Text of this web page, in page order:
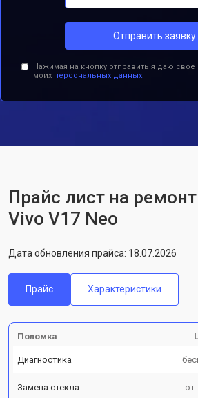
Отправить заявку
Нажимая на кнопку отправить я даю свое
моих персональных данных.
Прайс лист на
Vivo V17 Neo
Дата обновления прайса: 18.07.2026
Прайс Характеристики
Поломка
Диагностика
Замена стекла от